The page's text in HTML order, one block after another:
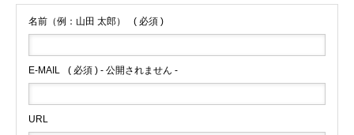
名前（例：山田 太郎） ( 必須 )
E-MAIL ( 必須 ) - 公開されません -
URL